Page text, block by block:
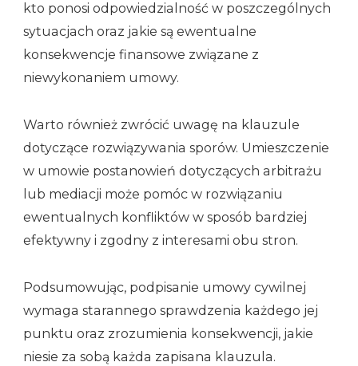
kto ponosi odpowiedzialność w poszczególnych
sytuacjach oraz jakie są ewentualne
konsekwencje finansowe związane z
niewykonaniem umowy.
Warto również zwrócić uwagę na klauzule
dotyczące rozwiązywania sporów. Umieszczenie
w umowie postanowień dotyczących arbitrażu
lub mediacji może pomóc w rozwiązaniu
ewentualnych konfliktów w sposób bardziej
efektywny i zgodny z interesami obu stron.
Podsumowując, podpisanie umowy cywilnej
wymaga starannego sprawdzenia każdego jej
punktu oraz zrozumienia konsekwencji, jakie
niesie za sobą każda zapisana klauzula.